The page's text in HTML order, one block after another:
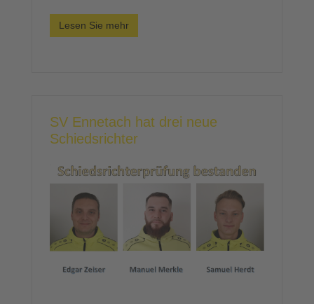
Lesen Sie mehr
SV Ennetach hat drei neue
Schiedsrichter